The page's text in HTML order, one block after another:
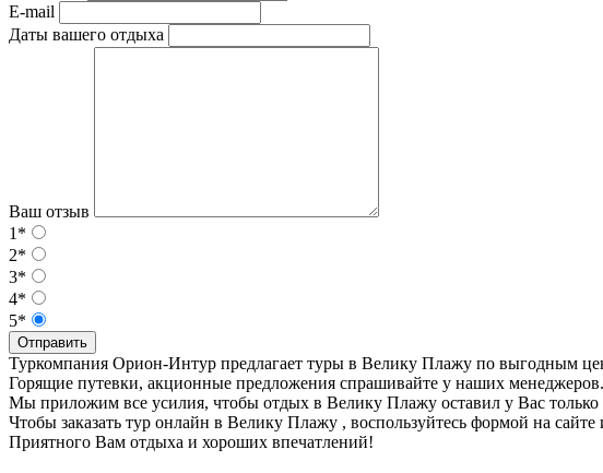
E-mail
Даты вашего отдыха
Ваш отзыв
1*
2*
3*
4*
5*
Отправить
Туркомпания Орион-Интур предлагает туры в Велику Плажу по выгодным
Горящие путевки, акционные предложения спрашивайте у наших менеджеров.
Мы приложим все усилия, чтобы отдых в Велику Плажу оставил у Вас
Чтобы заказать тур онлайн в Велику Плажу , воспользуйтесь формой на
Приятного Вам отдыха и хороших впечатлений!